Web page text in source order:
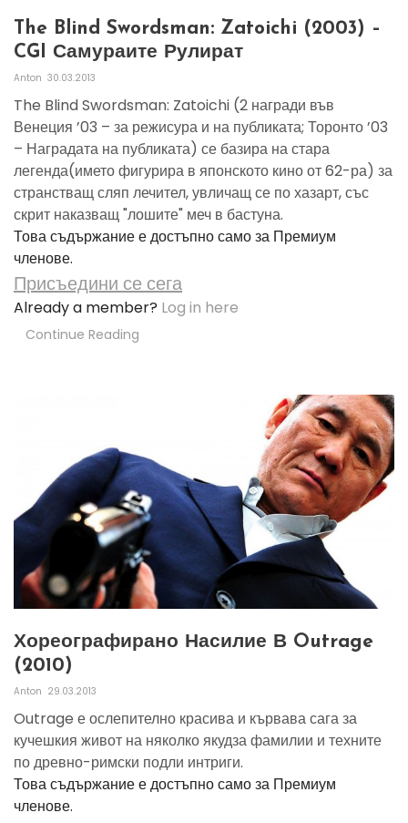
The Blind Swordsman: Zatoichi (2003) –
CGI Самураите Рулират
Anton 30.03.2013
The Blind Swordsman: Zatoichi (2 награди във
Венеция ’03 – за режисура и на публиката; Торонто ’03
– Наградата на публиката) се базира на стара
легенда(името фигурира в японското кино от 62-ра) за
странстващ сляп лечител, увличащ се по хазарт, със
скрит наказващ "лошите" меч в бастуна.
Това съдържание е достъпно само за Премиум
членове.
Присъедини се сега
Already a member? Log in here
Continue Reading
Хореографирано Насилие В Outrage
(2010)
Anton 29.03.2013
Outrage е ослепително красива и кървава сага за
кучешкия живот на няколко якудза фамилии и техните
по древно-римски подли интриги.
Това съдържание е достъпно само за Премиум
членове.